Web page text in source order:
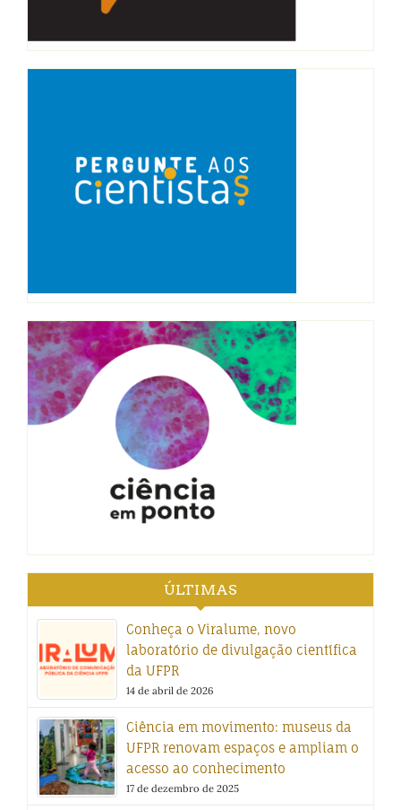
ÚLTIMAS
Conheça o Viralume, novo
laboratório de divulgação científica
da UFPR
14 de abril de 2026
Ciência em movimento: museus da
UFPR renovam espaços e ampliam o
acesso ao conhecimento
17 de dezembro de 2025